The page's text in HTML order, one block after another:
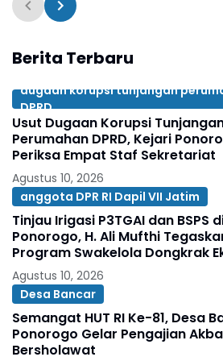
Berita Terbaru
dugaan korupsi tunjangan
DPRD
Usut Dugaan Korupsi
Perumahan DPRD, Kejari
Periksa Empat Staf Sekretariat
Agustus 10, 2026
anggota DPR RI Dapil VII Jatim
Tinjau Irigasi P3TGAI dan BSPS
Ponorogo, H. Ali Mufthi
Program Swakelola Dongkrak
Agustus 10, 2026
Desa Bancar
Semangat HUT RI Ke-81, Desa
Ponorogo Gelar Pengajian
Bersholawat